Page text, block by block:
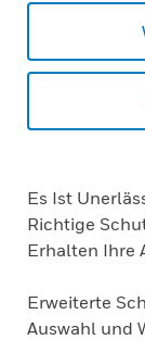
Es Ist
Richtige
Erhalten Ihre
Erweiterte
Auswahl und